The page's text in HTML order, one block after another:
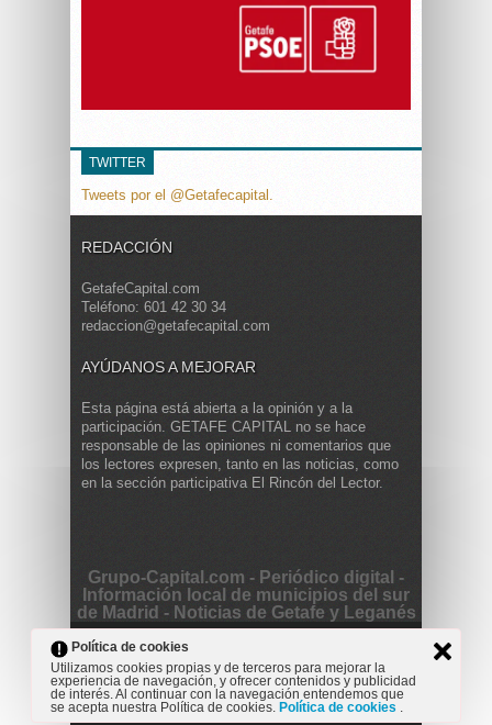
TWITTER
Tweets por el @Getafecapital.
REDACCIÓN
GetafeCapital.com
Teléfono: 601 42 30 34
redaccion@getafecapital.com
AYÚDANOS A MEJORAR
Esta página está abierta a la opinión y a la
participación. GETAFE CAPITAL no se hace
responsable de las opiniones ni comentarios que
los lectores expresen, tanto en las noticias, como
en la sección participativa El Rincón del Lector.
Grupo-Capital.com - Periódico digital -
Información local de municipios del sur
de Madrid - Noticias de Getafe y Leganés
Copyright © 2013 Getafe Capital. Powered by
Project
Opinión Actualidad Cultura Deportes
Entrevista
Reportaje
Secciones
Política de cookies
Utilizamos cookies propias y de terceros para mejorar la
experiencia de navegación, y ofrecer contenidos y publicidad
de interés. Al continuar con la navegación entendemos que
se acepta nuestra Política de cookies. Política de cookies .